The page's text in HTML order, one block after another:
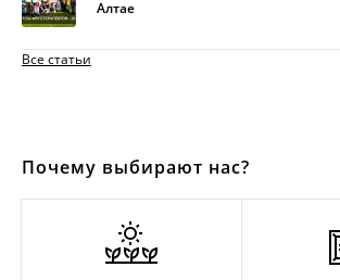
Алтае
Все статьи
Почему выбирают нас?